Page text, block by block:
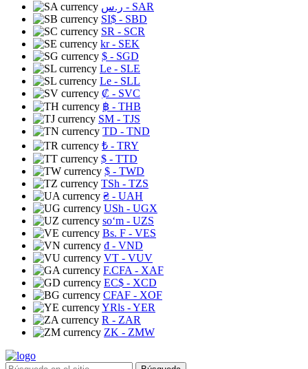
ر.س - SAR
SI$ - SBD
SR - SCR
kr- SEK
$ - SGD
Le - SLE
Le - SLL
₡ - SVC
฿ - THB
ЅМ - TJS
TD - TND
₺ - TRY
$ - TTD
$ - TWD
TSh - TZS
₴ - UAH
USh - UGX
soʻm - UZS
Bs. F - VES
₫ - VND
VT - VUV
F.CFA - XAF
EC$ - XCD
CFAF - XOF
YRls - YER
R - ZAR
ZK - ZMW